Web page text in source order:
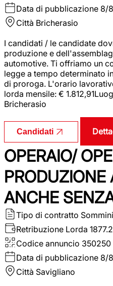
Data di pubblicazione 8/
Città Bricherasio
I candidati / le candidate
produzione e
automotive. Ti offriamo un
legge a tempo determinato
di proroga. L'orario
lorda mensile: €
Bricherasio
Candidati
OPERAIO/
PRODUZIONE
ANCHE
Tipo di contratto
Retribuzione Lorda
Codice annuncio 350250
Data di pubblicazione 8/
Città Savigliano